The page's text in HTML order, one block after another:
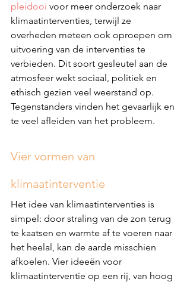
pleidooi voor meer onderzoek naar
klimaatinterventies, terwijl ze
overheden meteen ook oproepen om
uitvoering van de interventies te
verbieden. Dit soort gesleutel aan de
atmosfeer wekt sociaal, politiek en
ethisch gezien veel weerstand op.
Tegenstanders vinden het gevaarlijk en
te veel afleiden van het probleem.
Vier vormen van
klimaatinterventie
Het idee van klimaatinterventies is
simpel: door straling van de zon terug
te kaatsen en warmte af te voeren naar
het heelal, kan de aarde misschien
afkoelen. Vier ideeën voor
klimaatinterventie op een rij, van hoog